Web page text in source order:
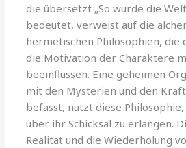
die übersetzt „So wurde die
bedeutet, verweist auf die
hermetischen Philosophien, die
die Motivation der Charaktere
beeinflussen. Eine geheimen
mit den Mysterien und den
befasst, nutzt diese
über ihr Schicksal zu erlangen.
Realität und die Wiederholung